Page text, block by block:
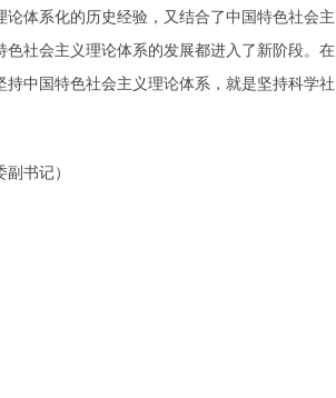
体系化的历史经验，又结合了中国特色社会主
社会主义理论体系的发展都进入了新阶段。在
中国特色社会主义理论体系，就是坚持科学社
书记）